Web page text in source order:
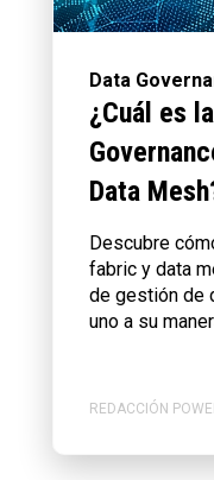
Data
¿Cuál es
Data
Descubre
fabric y data
de gestión de
uno a su
REDACCIÓN